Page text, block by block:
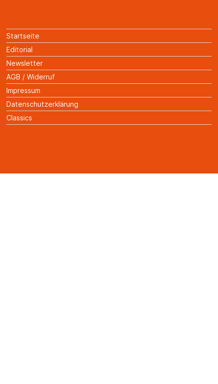
Startseite
Editorial
Newsletter
AGB / Widerruf
Impressum
Datenschutzerklärung
Classics